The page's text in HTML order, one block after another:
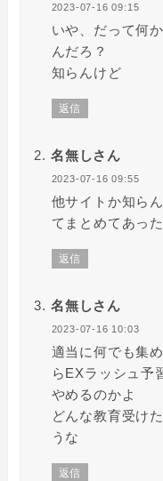
2023-07-16 09:15
いや、だって何
んだろ？
知らんけど
返信
名無しさん
2023-07-16 09:55
他サイトか知ら
てまとめてあっ
返信
名無しさん
2023-07-16 10:03
適当に何でも集
らEXラッシュ予
やめるのかよ
どんな教育受け
うな
返信